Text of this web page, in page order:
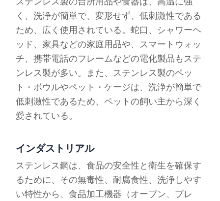
く、洗浄が簡単で、変形せず、低刺激性である
ため、広く使用されている。蛇口、シャワーヘ
ッド、家具などの家庭用品や、スマートウォッ
チ、携帯電話のフレームなどの電化製品もステ
ンレス製が多い。また、ステンレス製のペッ
ト・ボウルやペット・ケージは、洗浄が簡単で
低刺激性であるため、ペットの飼い主から深く
愛されている。
インダストリアル
ステンレス鋼は、食品の安全性と衛生を確保す
るために、その無毒性、耐腐食性、洗浄しやす
い特性から、食品加工機器（オーブン、プレ